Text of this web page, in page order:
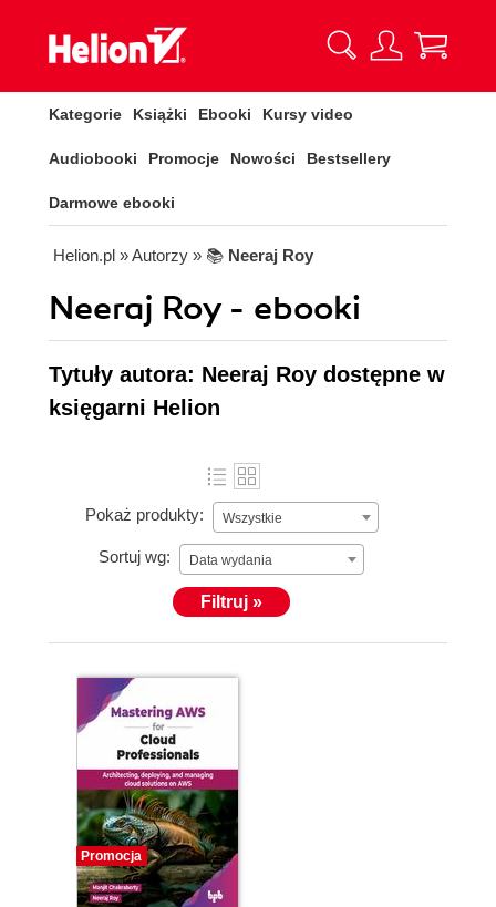
Kategorie Książki Ebooki Kursy video
Audiobooki Promocje Nowości Bestsellery
Darmowe ebooki
Helion.pl » Autorzy » 📚 Neeraj Roy
Neeraj Roy - ebooki
Tytuły autora: Neeraj Roy dostępne w
księgarni Helion
Pokaż produkty: Wszystkie
Sortuj wg: Data wydania
Filtruj »
Promocja